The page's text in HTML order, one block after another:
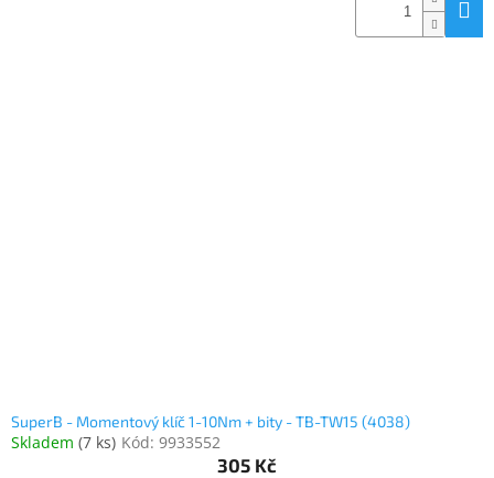
SuperB - Momentový klíč 1-10Nm + bity - TB-TW15 (4038)
Skladem (7 ks) Kód: 9933552
305 Kč